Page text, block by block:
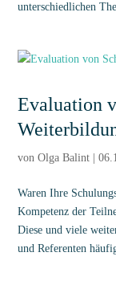
unterschiedlichen
Evaluation
vonOlga Balint |
Waren Ihre
Kompetenz der
Diese und viele
und Referenten